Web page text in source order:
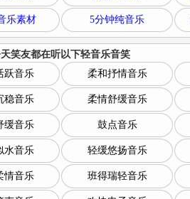
乐素材 5分钟纯音乐
笑友都在听以下轻音乐音笑
跃音乐 柔和抒情音乐
稳音乐 柔情舒缓音乐
缓音乐 鼓点音乐
水音乐 轻缓悠扬音乐
情音乐 班得瑞轻音乐